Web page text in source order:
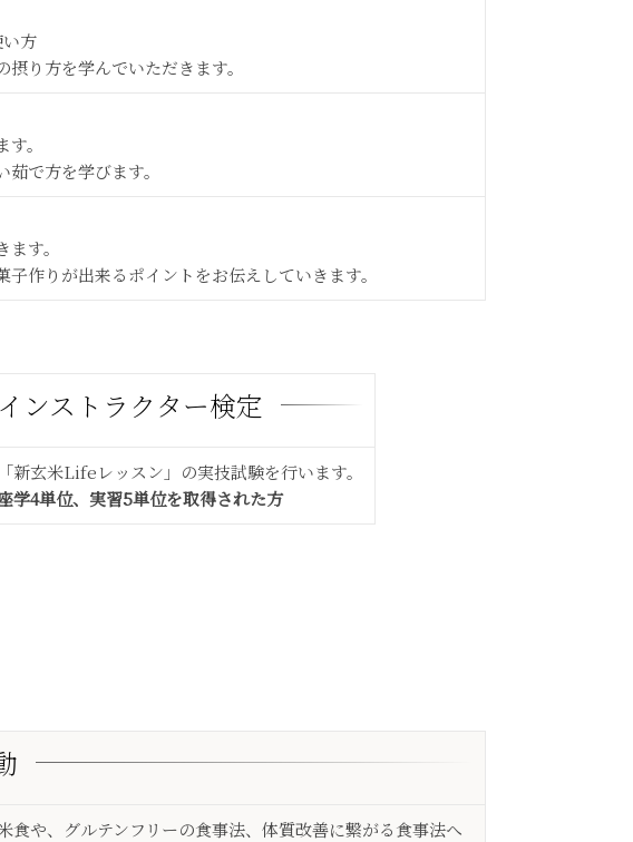
方
り方を学んでいただきます。
。
で方を学びます。
す。
作りが出来るポイントをお伝えしていきます。
インストラクター検定
新玄米Lifeレッスン」の実技試験を行います。
学4単位、実習5単位を取得された方
や、グルテンフリーの食事法、体質改善に繋がる食事法へ